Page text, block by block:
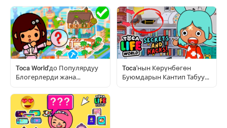
Toca World'до Популярдуу
Блогерлерди жана
Кайталаса Болот
Toca'нын Көрүнбөгөн
Буюмдарын Кантип Табуу